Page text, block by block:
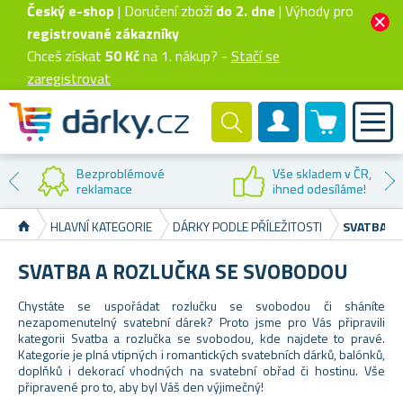
Český e-shop| Doručení zbožído 2. dne | Výhody pro
registrované zákazníky
Chceš získat 50 Kčna 1. nákup? - Stačí se
zaregistrovat
Zákaznický účet
0 produktů
Bezproblémové
reklamace
Vše skladem v ČR,
ihned odesíláme!
HLAVNÍ KATEGORIE
DÁRKY PODLE PŘÍLEŽITOSTI SVATBA A
SVATBA A ROZLUČKA SE SVOBODOU
Chystáte se uspořádat rozlučku se svobodou či sháníte
nezapomenutelný svatební dárek? Proto jsme pro Vás připravili
kategorii Svatba a rozlučka se svobodou, kde najdete to pravé.
Kategorie je plná vtipných i romantických svatebních dárků, balónků,
doplňků i dekorací vhodných na svatební obřad či hostinu. Vše
připravené pro to, aby byl Váš den výjimečný!